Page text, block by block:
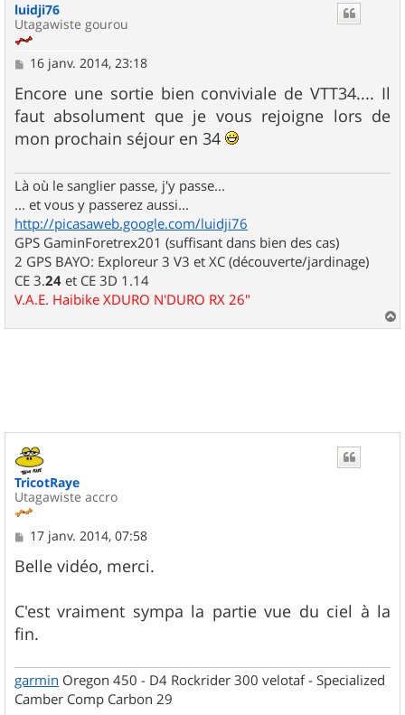
luidji76
Utagawiste gourou
M
s
s
a
g
e
16 janv. 2014, 23:18
Encore une sortie bien conviviale de VTT34.... Il
faut absolument que je vous rejoigne lors de
mon prochain séjour en 34
Là où le sanglier passe, j'y passe...
... et vous y passerez aussi...
http://picasaweb.google.com/luidji76
GPS GaminForetrex201 (suffisant dans bien des cas)
2 GPS BAYO: Exploreur 3 V3 et XC (découverte/jardinage)
CE 3.24 et CE 3D 1.14
V.A.E. Haibike XDURO N'DURO RX 26"
a
TricotRaye
Utagawiste accro
M
s
s
g
e
17 janv. 2014, 07:58
Belle vidéo, merci.
C'est vraiment sympa la partie vue du ciel à la
fin.
garmin Oregon 450 - D4 Rockrider 300 velotaf - Specialized
Camber Comp Carbon 29